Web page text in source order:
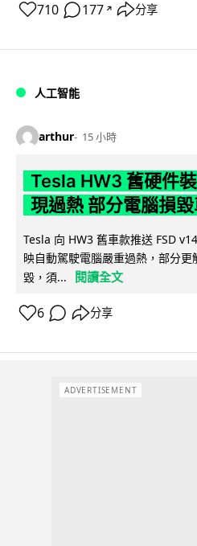
710 177 ↗ 分享
人工智能
arthur 15 小時
Tesla HW3 舊硬件
現過熱 部分電腦損
Tesla 向 HW3 舊車款推送 FSD
映自動駕駛電腦嚴重過熱，部分
毀，須...
閱讀全文
6 分享
ADVERTISEMENT